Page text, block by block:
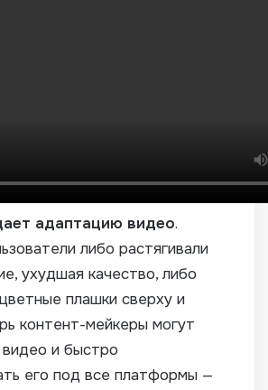
адаптацию видео.
либо растягивали
ухудшая качество, либо
плашки сверху и
контент-мейкеры могут
и быстро
его под все платформы —